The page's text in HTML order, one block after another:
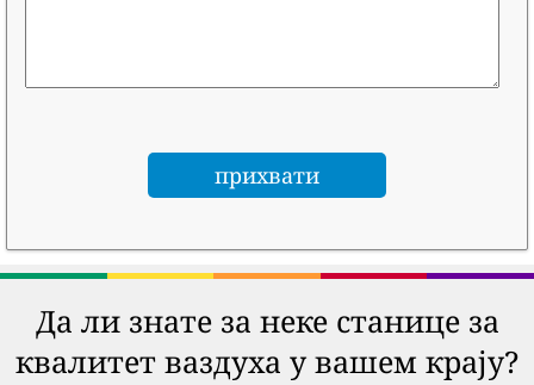
Да ли знате за неке станице за
квалитет ваздуха у вашем крају?